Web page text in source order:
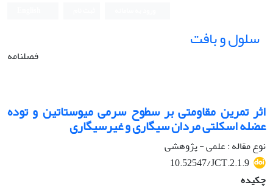
سلول و بافت
فصلنامه
اثر تمرین مقاومتی بر سطوح سرمی میوستاتین و توده
عضله اسکلتی مردان سیگاری و غیرسیگاری
نوع مقاله : علمی - پژوهشی
10.52547/JCT.2.1.9
چکیده